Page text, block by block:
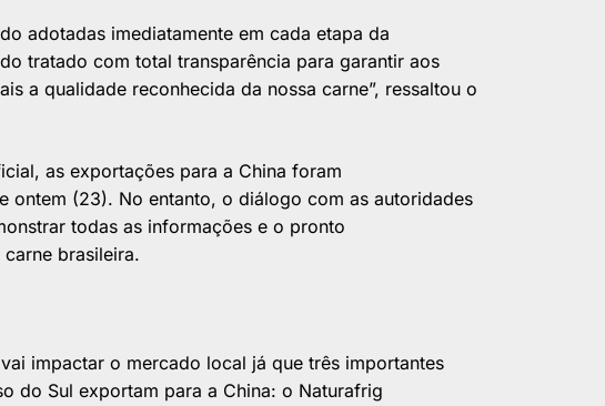
adotadas imediatamente em cada etapa da
tratado com total transparência para garantir aos
a qualidade reconhecida da nossa carne”, ressaltou o
as exportações para a China foram
ontem (23). No entanto, o diálogo com as autoridades
todas as informações e o pronto
brasileira.
impactar o mercado local já que três importantes
do Sul exportam para a China: o Naturafrig